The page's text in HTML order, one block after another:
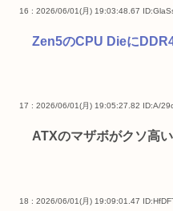
16 : 2026/06/01(月) 19:03:48.67
Zen5のCPU Dieに
17 : 2026/06/01(月) 19:05:27.82 ID:A/
ATXのマザボがクソ高い
18 : 2026/06/01(月) 19:09:01.47